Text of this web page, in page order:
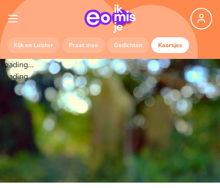
Kijk en Luister Praat mee Gedichten Kaarsjes
Loading...
Loading...